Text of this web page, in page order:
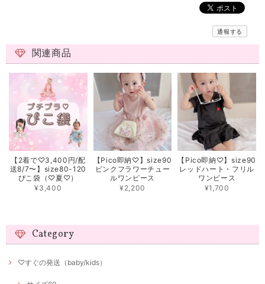
通報する
関連商品
【2着で♡3,400円/配
送8/7〜】size80-120
ぴこ袋（♡夏♡）
¥3,400
【Pico即納♡】size90
ピンクフラワーチュー
ルワンピース
¥2,200
【Pico即納♡】size90
レッドハート・フリル
ワンピース
¥1,700
Category
♡すぐの発送（baby/kids）